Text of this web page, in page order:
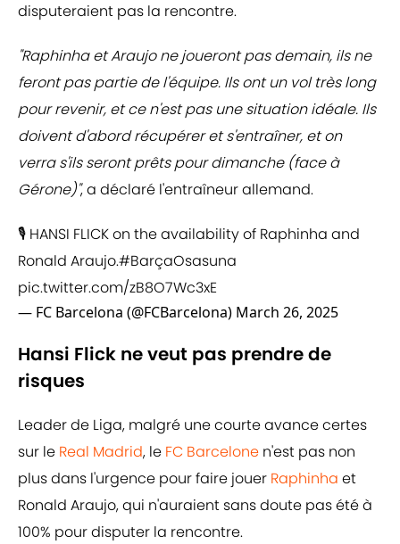
disputeraient pas la rencontre.
"Raphinha et Araujo ne joueront pas demain, ils ne
feront pas partie de l'équipe. Ils ont un vol très long
pour revenir, et ce n'est pas une situation idéale. Ils
doivent d'abord récupérer et s'entraîner, et on
verra s'ils seront prêts pour dimanche (face à
Gérone)", a déclaré l'entraîneur allemand.
🎙️ HANSI FLICK on the availability of Raphinha and
Ronald Araujo.#BarçaOsasuna
pic.twitter.com/zB8O7Wc3xE
— FC Barcelona (@FCBarcelona) March 26, 2025
Hansi Flick ne veut pas prendre de
risques
Leader de Liga, malgré une courte avance certes
sur le Real Madrid, le FC Barcelone n'est pas non
plus dans l'urgence pour faire jouer Raphinha et
Ronald Araujo, qui n'auraient sans doute pas été à
100% pour disputer la rencontre.